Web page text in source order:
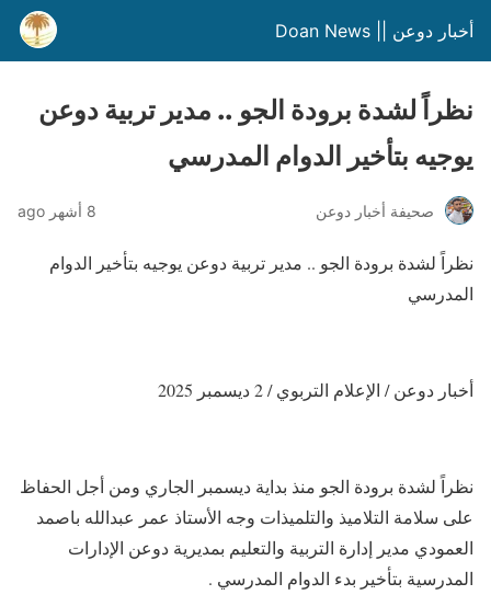
أخبار دوعن || Doan News
نظراً لشدة برودة الجو .. مدير تربية دوعن
يوجيه بتأخير الدوام المدرسي
صحيفة أخبار دوعن 8 أشهر ago
نظراً لشدة برودة الجو .. مدير تربية دوعن يوجيه بتأخير الدوام
المدرسي
أخبار دوعن / الإعلام التربوي / 2 ديسمبر 2025
نظراً لشدة برودة الجو منذ بداية ديسمبر الجاري ومن أجل الحفاظ
على سلامة التلاميذ والتلميذات وجه الأستاذ عمر عبدالله باصمد
العمودي مدير إدارة التربية والتعليم بمديرية دوعن الإدارات
المدرسية بتأخير بدء الدوام المدرسي .